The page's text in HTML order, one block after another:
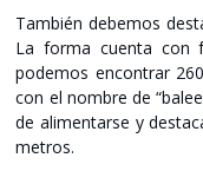
También debemos
La forma cuenta con
podemos encontrar
con el nombre de
de alimentarse y
metros.